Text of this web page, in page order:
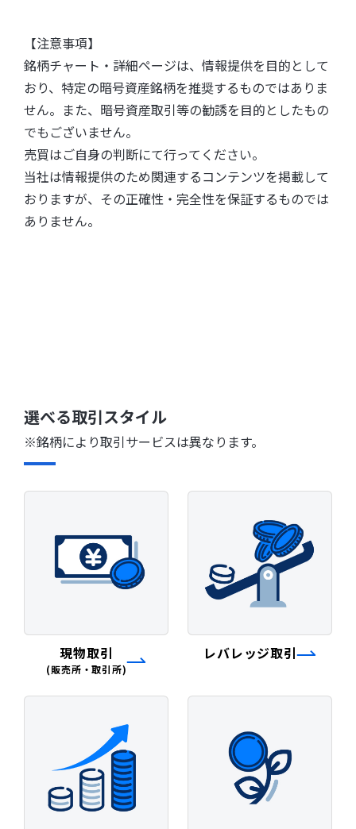
【注意事項】
銘柄チャート・詳細ページは、情報提供を目的として
おり、特定の暗号資産銘柄を推奨するものではありま
せん。また、暗号資産取引等の勧誘を目的としたもの
でもございません。
売買はご自身の判断にて行ってください。
当社は情報提供のため関連するコンテンツを掲載して
おりますが、その正確性・完全性を保証するものでは
ありません。
選べる取引スタイル
※銘柄により取引サービスは異なります。
現物取引
(販売所・取引所)
レバレッジ取引